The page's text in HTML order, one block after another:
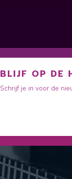
BLIJF OP DE
Schrijf je in voor de